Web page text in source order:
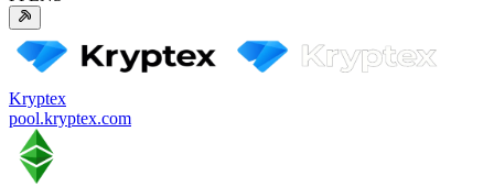
Kryptex
pool.kryptex.com